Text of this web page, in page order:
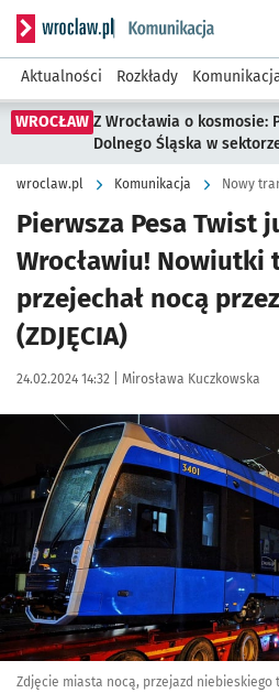
Serwis informacyjny wroclaw.pl
Aktualności Rozkłady
WROCŁAW Z Wrocławia o kosmosie:
Dolnego Śląska w
wroclaw.pl Komunikacja Nowy
Pierwsza Pesa Twist
Wrocławiu! Nowiutki
przejechał nocą
(ZDJĘCIA)
Data publikacji:
24.02.2024 14:32 | Autor:
Mirosława Kuczkowska
Kliknij, aby zobaczyć galerię
Zdjęcie miasta nocą, przejazd